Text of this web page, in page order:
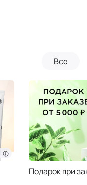
Все
Подарок при